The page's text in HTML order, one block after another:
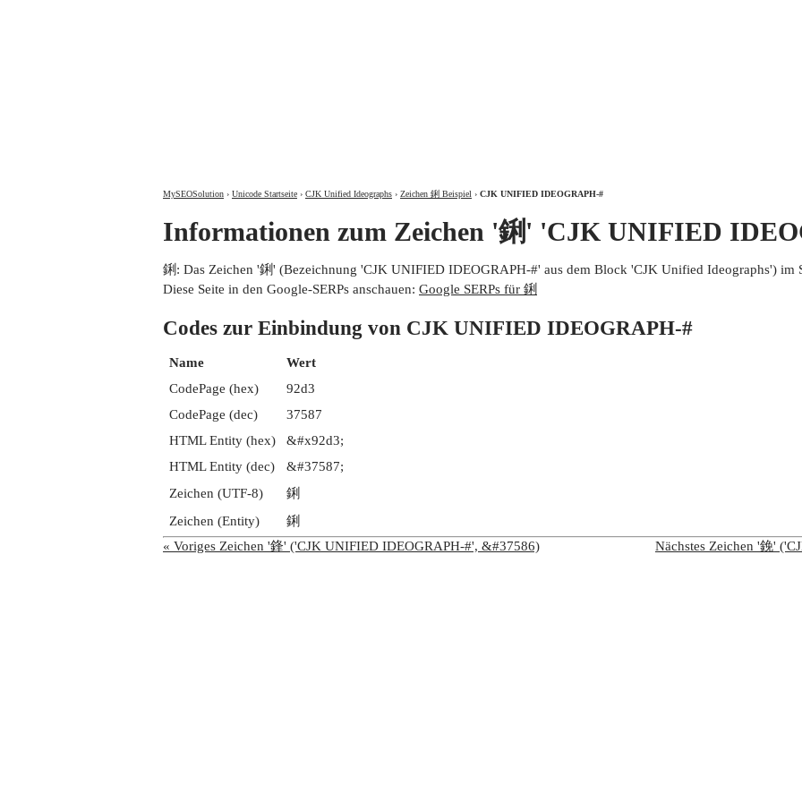
MySEOSolution › Unicode Startseite › CJK Unified Ideographs › Zeichen 鋓 Beispiel › CJK UNIFIED IDEOGRAPH-#
Informationen zum Zeichen '鋓' 'CJK UNIFIED
鋓: Das Zeichen '鋓' (Bezeichnung 'CJK UNIFIED IDEOGRAPH-#' aus dem Block 'CJK Unified Ideographs') im
Diese Seite in den Google-SERPs anschauen: Google SERPs für 鋓
Codes zur Einbindung von CJK UNIFIED IDEOGRAPH-#
Name
Wert
CodePage (hex)
92d3
CodePage (dec)
37587
HTML Entity (hex)
&#x92d3;
HTML Entity (dec)
&#37587;
Zeichen (UTF-8)
鋓
Zeichen (Entity)
鋓
« Voriges Zeichen '鋒' ('CJK UNIFIED IDEOGRAPH-#', &#37586)
Nächstes Zeichen '鋔'